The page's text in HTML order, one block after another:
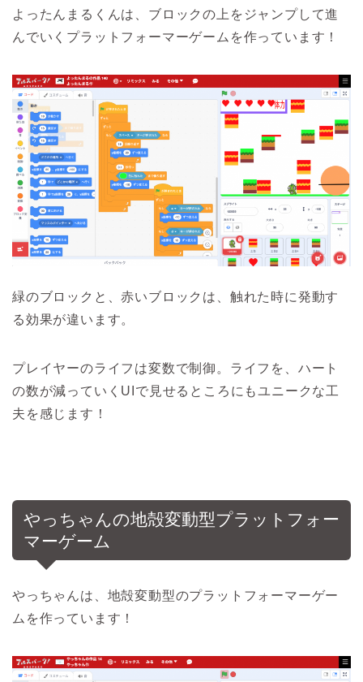
よったんまるくんは、ブロックの上をジャンプして進
んでいくプラットフォーマーゲームを作っています！
緑のブロックと、赤いブロックは、触れた時に発動す
る効果が違います。
プレイヤーのライフは変数で制御。ライフを、ハート
の数が減っていくUIで見せるところにもユニークな工
夫を感じます！
やっちゃんの地殻変動型プラットフォー
マーゲーム
やっちゃんは、地殻変動型のプラットフォーマーゲー
ムを作っています！